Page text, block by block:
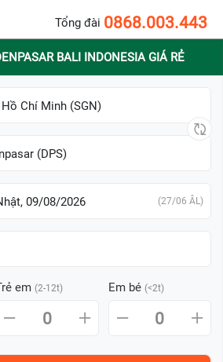
Tổng đài 0868.003.443
BALI INDONESIA GIÁ RẺ
Chí Minh (SGN)
(DPS)
09/08/2026 (27/06 ÂL)
em (2-12t) Em bé (<2t)
0 0